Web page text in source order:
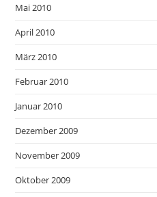
Mai 2010
April 2010
März 2010
Februar 2010
Januar 2010
Dezember 2009
November 2009
Oktober 2009